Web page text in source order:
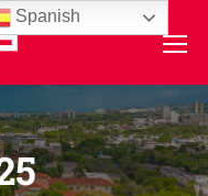
Spanish